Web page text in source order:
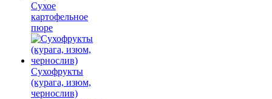
Сухое
картофельное
пюре
Сухофрукты
(курага, изюм,
чернослив)